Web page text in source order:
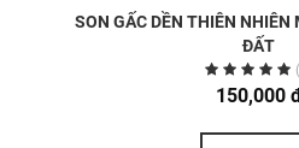
SON GẤC DỀN THIÊN NHIÊN
ĐẤT
150,000